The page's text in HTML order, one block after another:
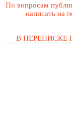
По вопросам
написать на
В ПЕРЕПИСКЕ